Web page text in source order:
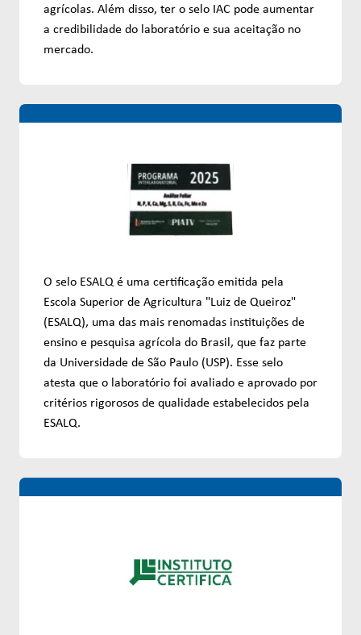
agrícolas. Além disso, ter o selo IAC pode aumentar
a credibilidade do laboratório e sua aceitação no
mercado.
O selo ESALQ é uma certificação emitida pela
Escola Superior de Agricultura "Luiz de Queiroz"
(ESALQ), uma das mais renomadas instituições de
ensino e pesquisa agrícola do Brasil, que faz parte
da Universidade de São Paulo (USP). Esse selo
atesta que o laboratório foi avaliado e aprovado por
critérios rigorosos de qualidade estabelecidos pela
ESALQ.